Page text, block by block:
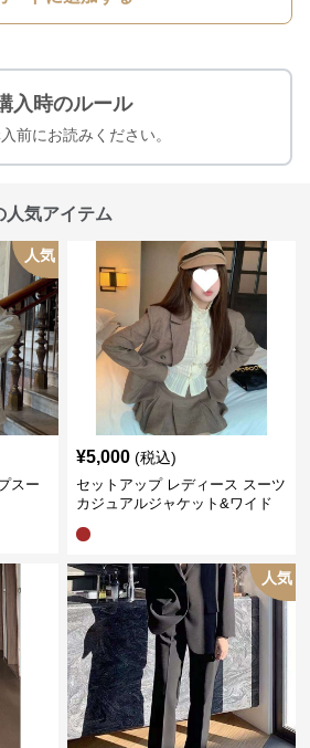
入時のルール
前にお読みください。
人気アイテム
人気
スー
¥5,000 (税込)
セットアップ レディース スーツ
カジュアルジャケット&ワイド
人気